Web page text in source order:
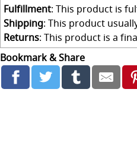
Fulfillment: This product is
Shipping: This product
Returns: This product is a
Bookmark & Share